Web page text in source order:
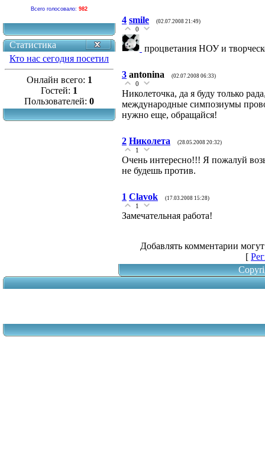
Всего голосовало: 982
Статистика
Кто нас сегодня посетил
Онлайн всего: 1
Гостей: 1
Пользователей: 0
4 smile (02.07.2008 21:49)
0
процветания НОУ и
3 antonina (02.07.2008 06:33)
0
Николеточка, да я буду только
международные симпозиумы
нужно еще, обращайся!
2 Николета (28.05.2008 20:32)
1
Очень интересно!!! Я пожалуй
не будешь против.
1 Clavok (17.03.2008 15:28)
1
Замечательная работа!
Добавлять комментарии
[